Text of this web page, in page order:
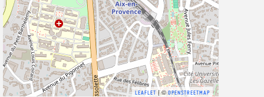
LEAFLET | ©OPENSTREETMAP